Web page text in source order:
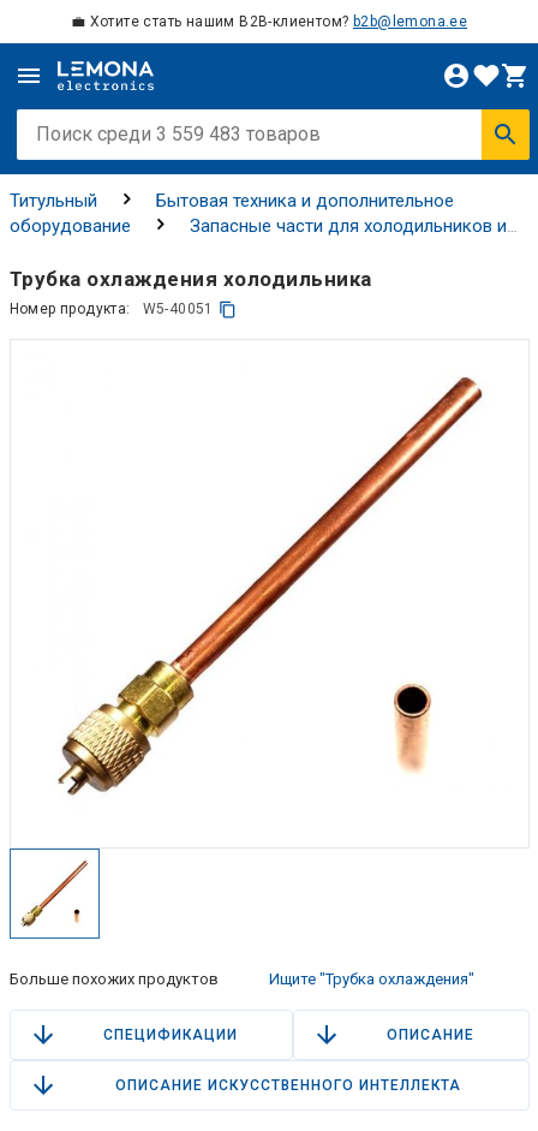
💼 Хотите стать нашим B2B-клиентом? b2b@lemona.ee
Титульный
Бытовая техника и дополнительное
оборудование
Запасные части для холодильников и
холодильников
Трубка охлаждения холодильника
Номер продукта: W5-40051
Больше похожих продуктов Ищите "Трубка охлаждения"
СПЕЦИФИКАЦИИ ОПИСАНИЕ
ОПИСАНИЕ ИСКУССТВЕННОГО ИНТЕЛЛЕКТА